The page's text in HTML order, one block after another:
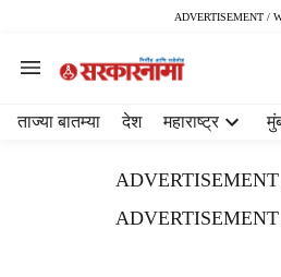
ADVERTISEMENT /
ताज्या बातम्या देश महाराष्ट्र